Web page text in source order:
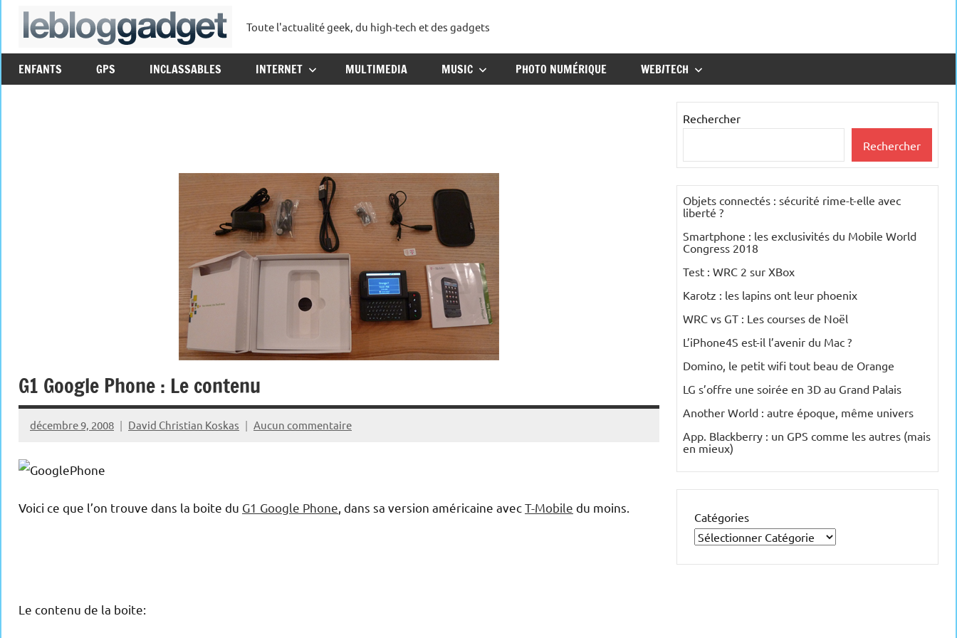
Aller
lebloggadget
Toute l'actualité geek, du high-tech et des gadgets
ENFANTS GPS INCLASSABLES INTERNET MULTIMEDIA MUSIC PHOTO NUMÉRIQUE WEB/TECH
G1 Google Phone : Le contenu
décembre 9, 2008 David Christian Koskas Aucun commentaire
Voici ce que l’on trouve dans la boite du G1 Google Phone , dans sa version américaine avecT-Mobile du moins.
Le contenu de la boite:
Rechercher
Rechercher
Objets connectés : sécurité rime-t-elle avec
liberté ?
Smartphone : les exclusivités du Mobile World
Congress 2018
Test : WRC 2 sur XBox
Karotz : les lapins ont leur phoenix
WRC vs GT : Les courses de Noël
L’iPhone4S est-il l’avenir du Mac ?
Domino, le petit wifi tout beau de Orange
LG s’offre une soirée en 3D au Grand Palais
Another World : autre époque, même univers
App. Blackberry : un GPS comme les autres (mais
en mieux)
Catégories